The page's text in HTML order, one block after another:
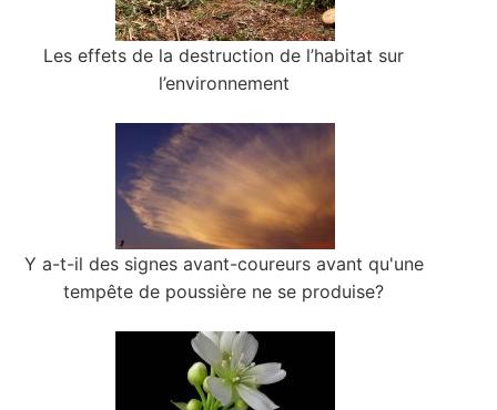
Les effets de la destruction de l’habitat sur
l’environnement
Y a-t-il des signes avant-coureurs avant qu'une
tempête de poussière ne se produise?